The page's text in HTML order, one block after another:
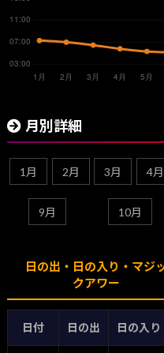
月別詳細
1月 2月 3月 4月
9月 10月
日の出・日の入り・マジ
クアワー
日付 日の出 日の入り